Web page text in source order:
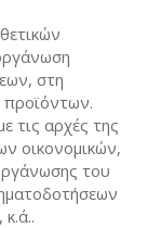
στη
προϊόντων.
τις αρχές της
οικονομικών,
του